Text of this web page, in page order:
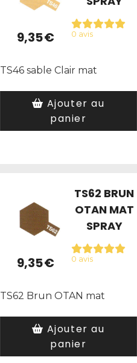
0 avis
9,35€
TS46 sable Clair mat
Ajouter au
panier
TS62 BRUN
OTAN MAT
SPRAY
0 avis
9,35€
TS62 Brun OTAN mat
Ajouter au
panier